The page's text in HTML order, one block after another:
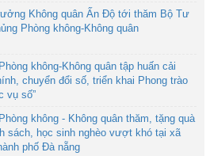
Không quân Ấn Độ tới thăm Bộ Tư
Phòng không-Không quân
không-Không quân tập huấn cải
chuyển đổi số, triển khai Phong trào
vụ số”
không - Không quân thăm, tặng quà
sách, học sinh nghèo vượt khó tại xã
phố Đà nẵng